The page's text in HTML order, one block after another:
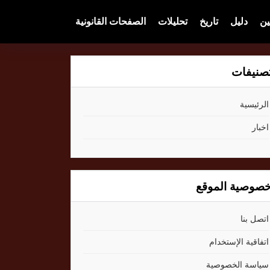
دليل تاريخ تحليلات الصفحات القانونية
الرئيسية
اخبار
الموقع
اتصل بنا
اتفاقية الإستخدام
سياسة الخصوصية